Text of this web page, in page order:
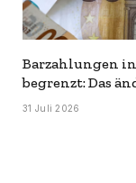
Barzahlungen
begrenzt: Das
31 Juli 2026